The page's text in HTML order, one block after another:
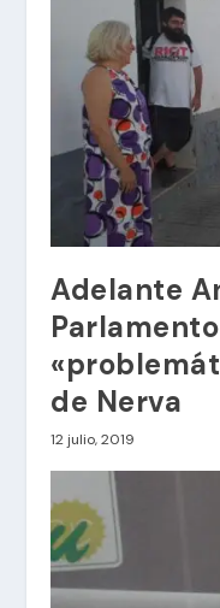
Adelante
de Nerva
12 julio, 2019